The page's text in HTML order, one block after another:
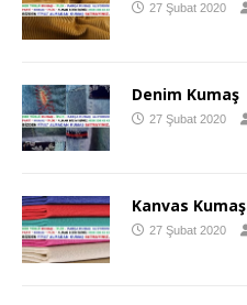
27 Şubat 2020
Denim Kumaş
27 Şubat 2020
Kanvas Kumaş
27 Şubat 2020